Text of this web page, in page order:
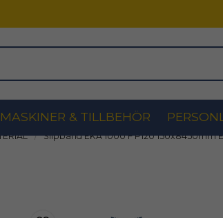
MASKINER & TILLBEHÖR
Slipband EKA 1000 F P120 150x8450mm